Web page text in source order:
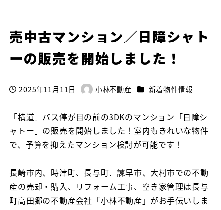
売中古マンション／日障シャト
ーの販売を開始しました！
投稿日
2025年11月11日
著
小林不動産 カテゴリー
新着物件情報
「横道」バス停が目の前の3DKのマンション「日障シ
ャトー」の販売を開始しました！室内もきれいな物件
で、予算を抑えたマンション検討が可能です！
長崎市内、時津町、長与町、諫早市、大村市での不動
産の売却・購入、リフォーム工事、空き家管理は長与
町高田郷の不動産会社「小林不動産」がお手伝いしま